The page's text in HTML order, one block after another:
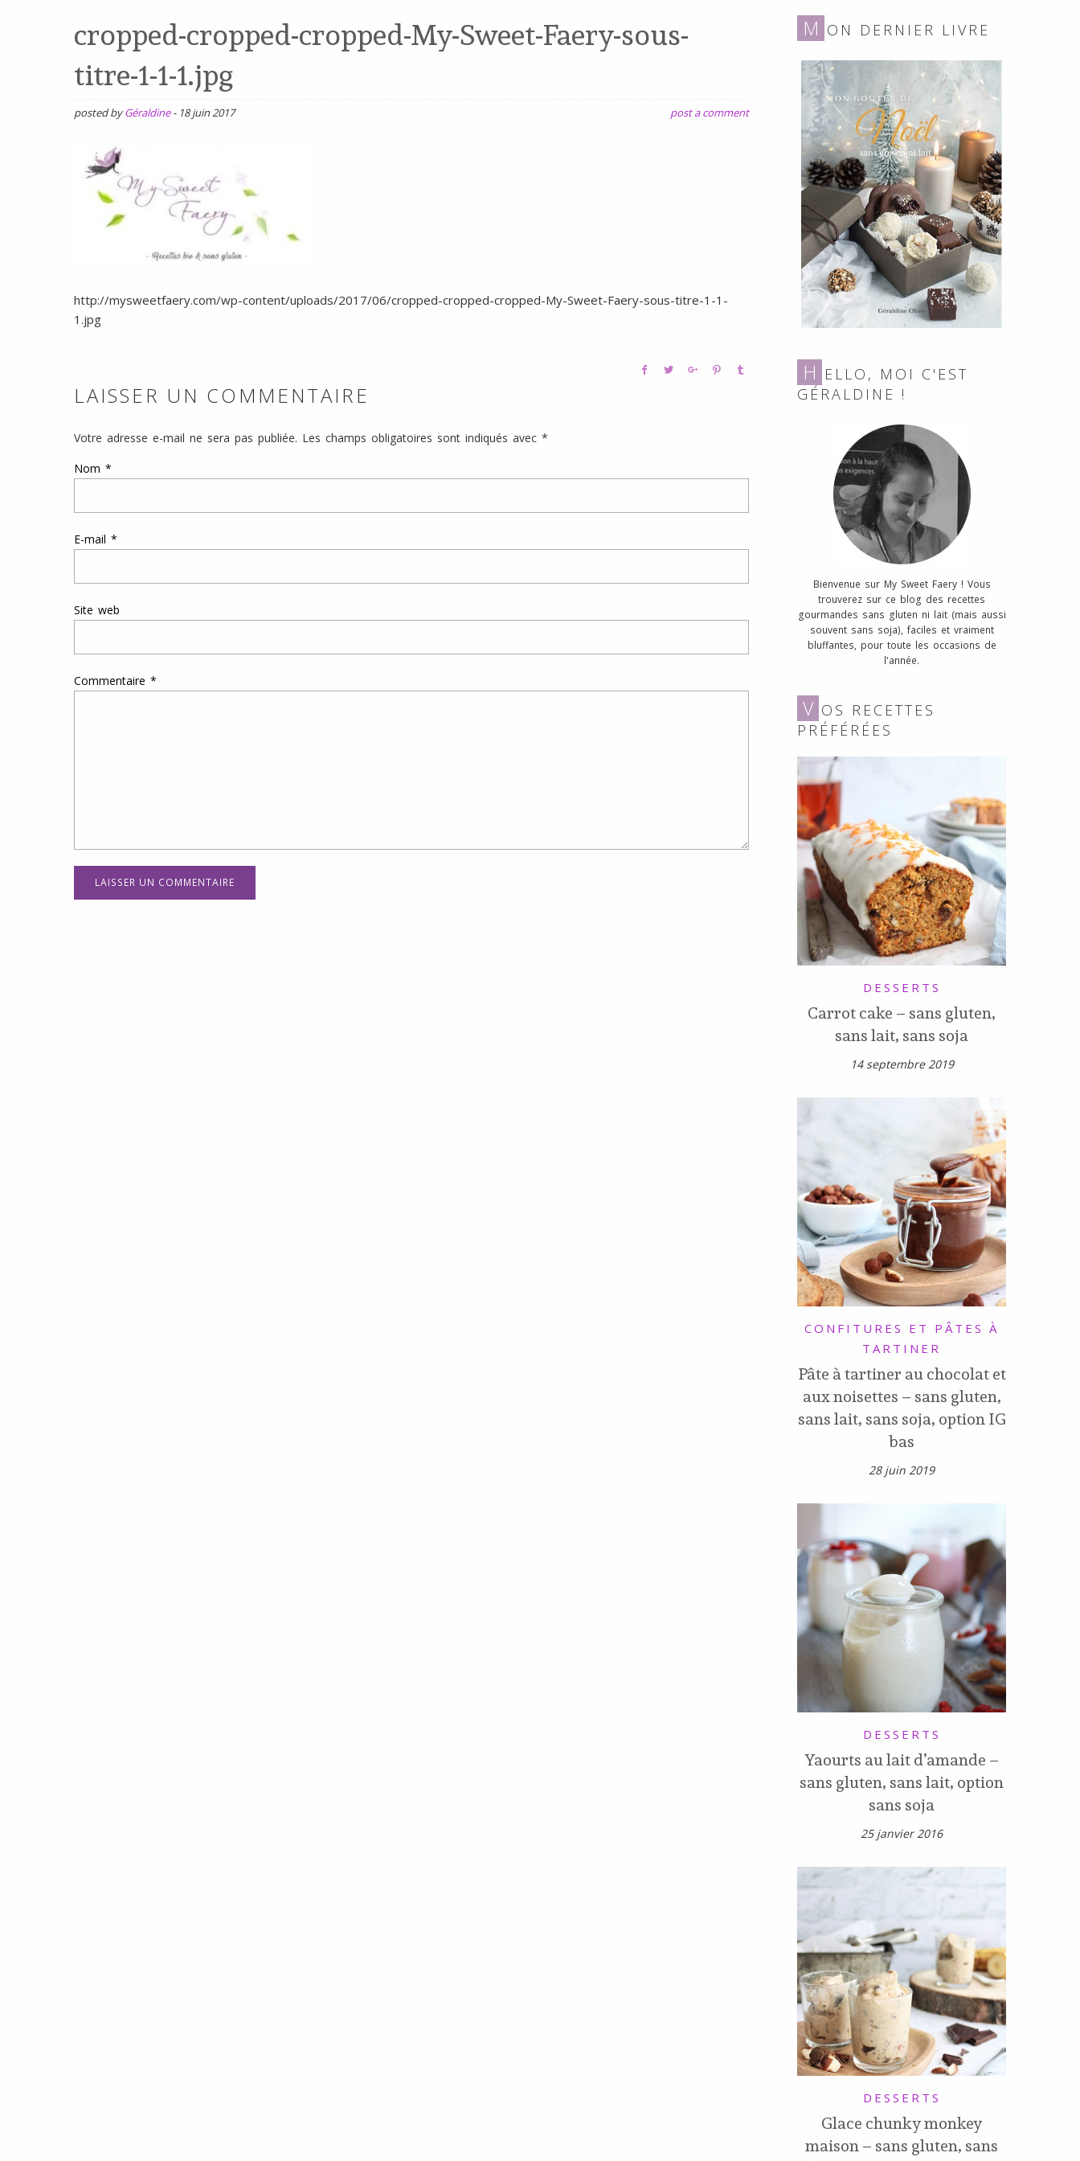
ni
lait
SANS
GLUTEN,
SANS
LAIT,
SANS
SANS
ŒUFS
cropped-cropped-cropped-My-Sweet-Faery-sous-
titre-1-1-1.jpg
posted byGéraldine - 18 juin 2017 post a comment
http://mysweetfaery.com/wp-content/uploads/2017/06/cropped-cropped-cropped-My-Sweet-Faery-sous-titre-1-1-
1.jpg
LAISSER UN COMMENTAIRE
Votre adresse e-mail ne sera pas publiée. Les champs obligatoires sont indiqués avec *
Nom *
E-mail *
Site web
Commentaire *
M ON DERNIER LIVRE
H ELLO, MOI C'EST
GÉRALDINE !
Bienvenue sur My Sweet Faery ! Vous
trouverez sur ce blog des recettes
gourmandes sans gluten ni lait (mais aussi
souvent sans soja), faciles et vraiment
bluffantes, pour toute les occasions de
l'année.
V OS RECETTES
PRÉFÉRÉES
DESSERTS
Carrot cake – sans gluten,
sans lait, sans soja
14 septembre 2019
CONFITURES ET PÂTES À
TARTINER
Pâte à tartiner au chocolat et
aux noisettes – sans gluten,
sans lait, sans soja, option IG
bas
28 juin 2019
DESSERTS
Yaourts au lait d’amande –
sans gluten, sans lait, option
sans soja
25 janvier 2016
DESSERTS
Glace chunky monkey
maison – sans gluten, sans